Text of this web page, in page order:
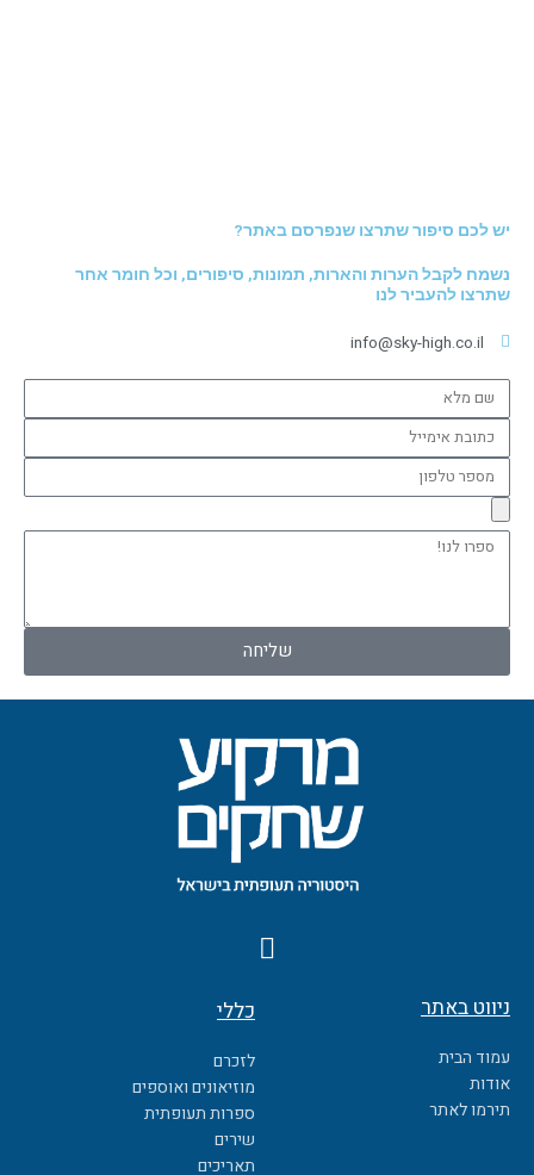
יש לכם סיפור שתרצו שנפרסם באתר?
נשמח לקבל הערות והארות, תמונות, סיפורים, וכל חומר אחר
שתרצו להעביר לנו
info@sky-high.co.il
שם
מלא
כתובת
אימייל
מספר
טלפון
ספרו
שליחה
F
a
e
b
o
o
k
ניווט באתר
עמוד הבית
אודות
תירמו לאתר
כללי
לזכרם
מוזיאונים ואוספים
ספרות תעופתית
שירים
תאריכים